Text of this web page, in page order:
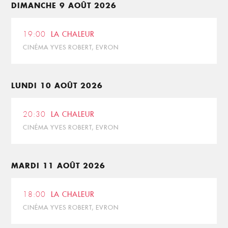
DIMANCHE 9 AOÛT 2026
19:00 LA CHALEUR
CINÉMA YVES ROBERT, EVRON
LUNDI 10 AOÛT 2026
20:30 LA CHALEUR
CINÉMA YVES ROBERT, EVRON
MARDI 11 AOÛT 2026
18:00 LA CHALEUR
CINÉMA YVES ROBERT, EVRON